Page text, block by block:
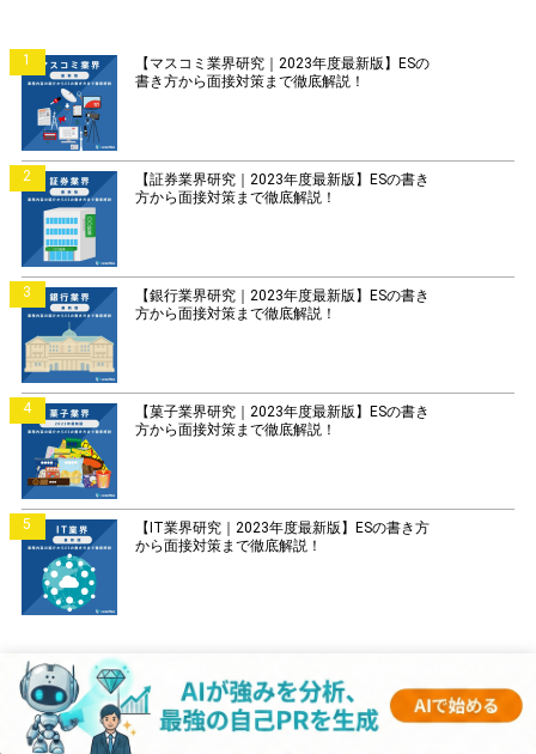
1
【マスコミ業界研究｜2023年度最新版】ESの
書き方から面接対策まで徹底解説！
2
【証券業界研究｜2023年度最新版】ESの書き
方から面接対策まで徹底解説！
3
【銀行業界研究｜2023年度最新版】ESの書き
方から面接対策まで徹底解説！
4
【菓子業界研究｜2023年度最新版】ESの書き
方から面接対策まで徹底解説！
5
【IT業界研究｜2023年度最新版】ESの書き方
から面接対策まで徹底解説！